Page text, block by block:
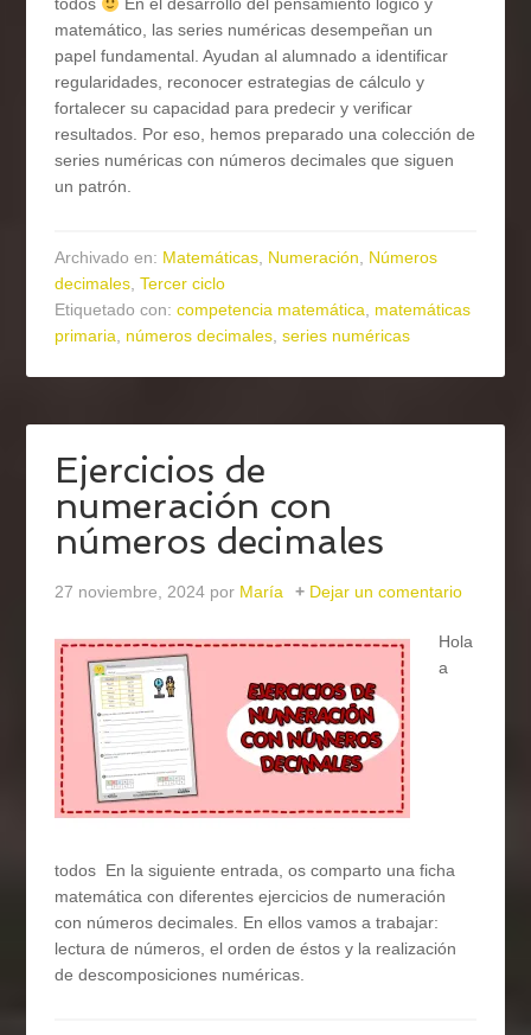
todos
En el desarrollo del pensamiento lógico y
matemático, las series numéricas desempeñan un
papel fundamental. Ayudan al alumnado a identificar
regularidades, reconocer estrategias de cálculo y
fortalecer su capacidad para predecir y verificar
resultados. Por eso, hemos preparado una colección de
series numéricas con números decimales que siguen
un patrón.
Archivado en: Matemáticas, Numeración, Números
decimales,Tercer ciclo
Etiquetado con:competencia matemática, matemáticas
primaria, números decimales,series numéricas
Ejercicios de
numeración con
números decimales
27 noviembre, 2024 por María Dejar un comentario
Hola
a
todos En la siguiente entrada, os comparto una ficha
matemática con diferentes ejercicios de numeración
con números decimales. En ellos vamos a trabajar:
lectura de números, el orden de éstos y la realización
de descomposiciones numéricas.